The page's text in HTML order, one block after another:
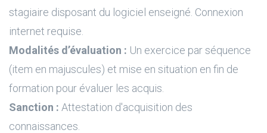
stagiaire disposant du logiciel enseigné. Connexion
internet requise.
Modalités d’évaluation : Un exercice par séquence
(item en majuscules) et mise en situation en fin de
formation pour évaluer les acquis.
Sanction : Attestation d'acquisition des
connaissances.